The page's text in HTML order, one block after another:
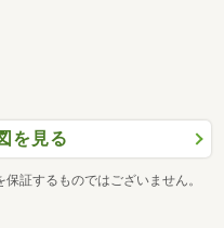
を見る
証するものではございません。